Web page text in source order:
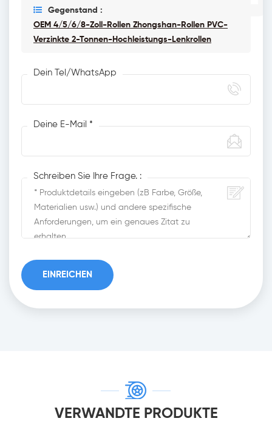
Gegenstand :
OEM 4/5/6/8-Zoll-Rollen Zhongshan-Rollen PVC-
Verzinkte 2-Tonnen-Hochleistungs-Lenkrollen
Dein Tel/WhatsApp
Deine E-Mail *
Schreiben Sie Ihre Frage. :
VERWANDTE PRODUKTE